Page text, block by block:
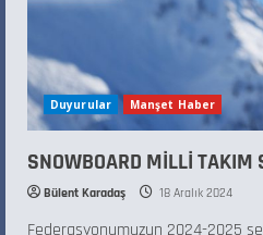
Duyurular Manşet Haber
SNOWBOARD MİLLİ TAKIM
Bülent Karadaş 18 Aralık 2024
Federasyonumuzun 2024-2025